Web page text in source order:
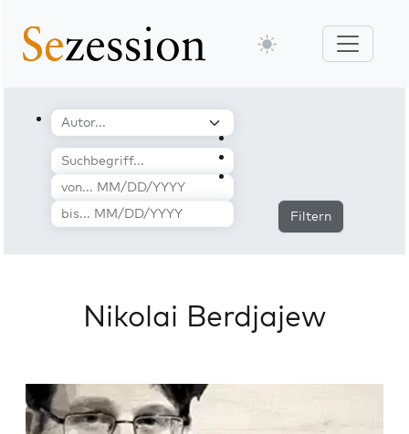
Filtern
Nikolai Berdjajew